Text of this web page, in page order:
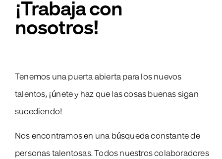
¡Trabaja con
nosotros!
Tenemos una puerta abierta para los nuevos
talentos, ¡únete y haz que las cosas buenas sigan
sucediendo!
Nos encontramos en una búsqueda constante de
personas talentosas. Todos nuestros colaboradores